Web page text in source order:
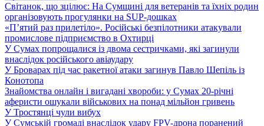
Світанок, що зцілює: На Сумщині для ветеранів та їхніх родин
організовують прогулянки на SUP-дошках
«П’ятий раз прилетіло». Російські безпілотники атакували
промислове підприємство в Охтирці
У Сумах попрощалися із двома сестричками, які загинули
внаслідок російського авіаудару
У Броварах під час ракетної атаки загинув Павло Шепіль із
Конотопа
Знайомства онлайн і вигадані хвороби: у Сумах 20-річні
аферисти ошукали військових на понад мільйон гривень
У Тростянці чули вибух
У Сумській громаді внаслідок удару FPV-дрона поранений